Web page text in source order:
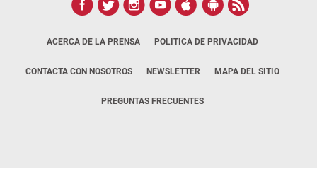
ACERCA DE LA PRENSA POLÍTICA DE PRIVACIDAD
CONTACTA CON NOSOTROS NEWSLETTER MAPA DEL SITIO
PREGUNTAS FRECUENTES